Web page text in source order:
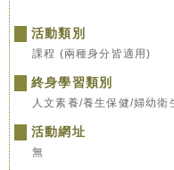
活動類別
課程 (兩種身分皆適用)
終身學習類別
人文素養/養生保健/婦幼
活動網址
無